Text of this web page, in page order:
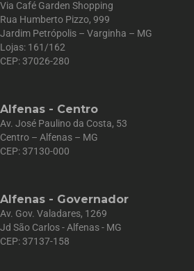
Via Café Garden Shopping
Rua Humberto Pizzo, 999
Jardim Petrópolis – Varginha – MG
Lojas: 161/162
CEP: 37026-280
Alfenas - Centro
Av. José Paulino da Costa, 53
Centro – Alfenas – MG
CEP: 37130-000
Alfenas - Governador
Av. Gov. Valadares, 1269
Jd São Carlos - Alfenas - MG
CEP: 37137-158